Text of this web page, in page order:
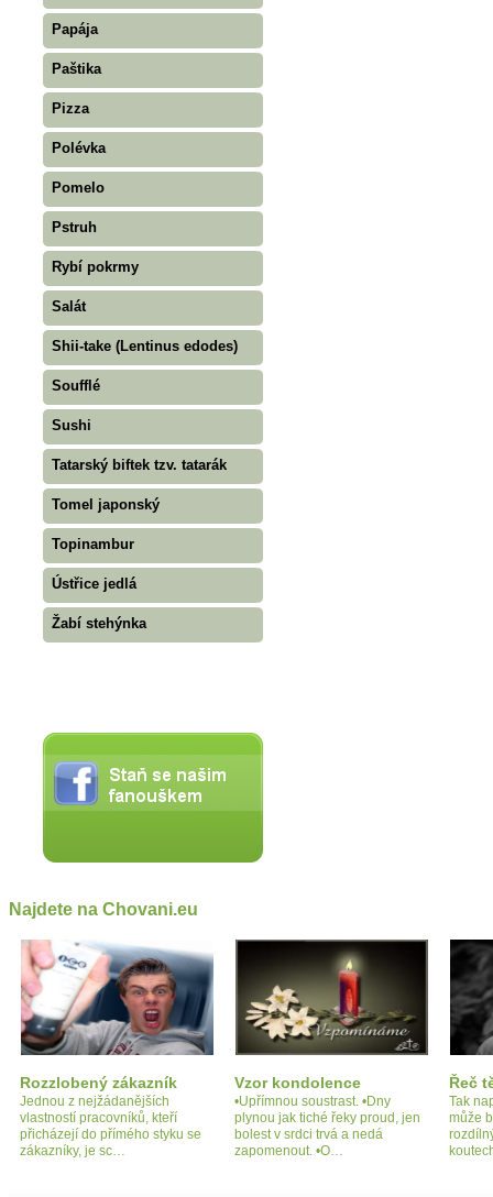
Papája
Paštika
Pizza
Polévka
Pomelo
Pstruh
Rybí pokrmy
Salát
Shii-take (Lentinus edodes)
Soufflé
Sushi
Tatarský biftek tzv. tatarák
Tomel japonský
Topinambur
Ústřice jedlá
Žabí stehýnka
Najdete na Chovani.eu
Rozzlobený zákazník
Jednou z nejžádanějších
vlastností pracovníků, kteří
přicházejí do přímého styku se
zákazníky, je sc…
Vzor kondolence
•Upřímnou soustrast. •Dny
plynou jak tiché řeky proud, jen
bolest v srdci trvá a nedá
zapomenout. •O…
Řeč
Tak
může